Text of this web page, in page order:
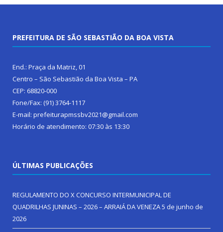
PREFEITURA DE SÃO SEBASTIÃO DA BOA VISTA
End.: Praça da Matriz, 01
Centro – São Sebastião da Boa Vista – PA
CEP: 68820-000
Fone/Fax: (91) 3764-1117
E-mail: prefeiturapmssbv2021@gmail.com
Horário de atendimento: 07:30 às 13:30
ÚLTIMAS PUBLICAÇÕES
REGULAMENTO DO X CONCURSO INTERMUNICIPAL DE
QUADRILHAS JUNINAS – 2026 – ARRAIÁ DA VENEZA5 de junho de
2026